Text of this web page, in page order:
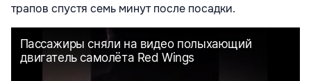
трапов спустя семь минут после посадки.